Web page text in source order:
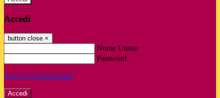
Accedi
button close ×
Nome Utente
Password
Password dimenticata?